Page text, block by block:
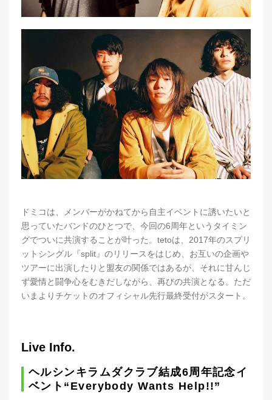
ドミコは、メンバーがかねてから自主イベントに誘いたいと
思っていたバンドのひとつで、今回の6周年というタイミン
グでついに共演することが叶った。tetoは、2017年のスプリ
ットシングル『split』のリリースをはじめ、お互いの企画や
ツアーに出演したりと盟友の関係ではあるが、それに甘んじ
ず愛情と闘争心をむきだしながら、再びの共演となる。ただ
いまよりチケットのオフィシャル先行最終受付がスタート。
Live Info.
ヘルシンキラムダクラブ結成6周年記念イ
ベント“Everybody Wants Help!!”